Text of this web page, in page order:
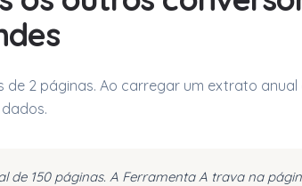
2 páginas. Ao carregar um extrato anual
de 150 páginas. A Ferramenta A trava na